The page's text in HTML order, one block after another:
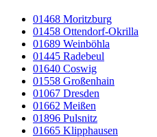
01468 Moritzburg
01458 Ottendorf-Okrilla
01689 Weinböhla
01445 Radebeul
01640 Coswig
01558 Großenhain
01067 Dresden
01662 Meißen
01896 Pulsnitz
01665 Klipphausen